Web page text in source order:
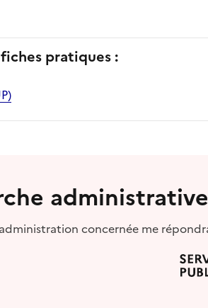
pratiques :
administrative
concernée me